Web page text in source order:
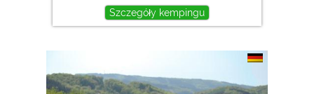
Szczegóły kempingu